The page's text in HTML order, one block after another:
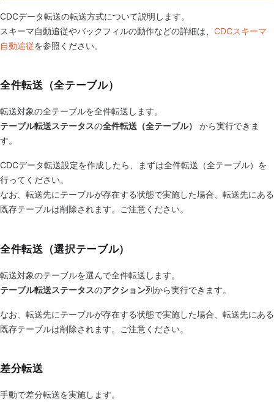
CDCデータ転送の転送方式について説明します。
スキーマ自動追従やバックフィルの動作などの詳細は、 CDCスキーマ
自動追従を参照ください。
全件転送（全テーブル）
転送対象の全テーブルを全件転送します。
テーブル転送ステータスの全件転送（全テーブル）
から実行できま
す。
CDCデータ転送設定を作成したら、まずは全件転送（全テーブル）を
行ってください。
なお、転送先にテーブルが存在する状態で実施した場合、転送先にある
既存テーブルは削除されます。ご注意ください。
全件転送（選択テーブル）
転送対象のテーブルを選んで全件転送します。
テーブル転送ステータスのアクション列から実行できます。
なお、転送先にテーブルが存在する状態で実施した場合、転送先にある
既存テーブルは削除されます。ご注意ください。
差分転送
手動で差分転送を実施します。